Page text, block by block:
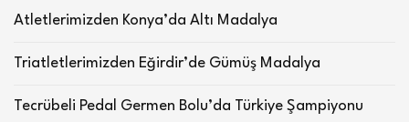
Atletlerimizden Konya’da Altı Madalya
Triatletlerimizden Eğirdir’de Gümüş Madalya
Tecrübeli Pedal Germen Bolu’da Türkiye Şampiyonu